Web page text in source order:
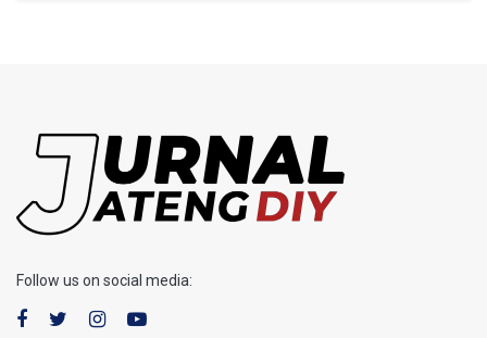
Follow us on social media: